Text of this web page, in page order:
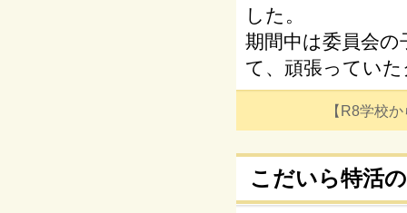
した。
期間中は委員会
て、頑張ってい
【R8学校
こだいら特活